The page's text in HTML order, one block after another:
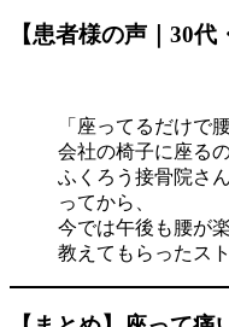
【患者様の声｜30代
「座ってるだけで
会社の椅子に座る
ふくろう接骨院さ
ってから、
今では午後も腰が
教えてもらったス